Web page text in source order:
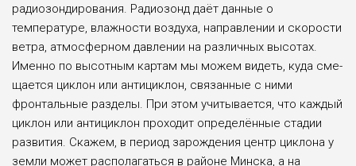
радиозондирования. Радиозонд даёт данные о
температуре, влажности воздуха, направлении и ско­рости
ветра, атмосферном давлении на различных высотах.
Именно по высот­ным картам мы можем видеть, куда сме­
щается циклон или антициклон, связан­ные с ними
фронтальные разделы. При этом учитывается, что каждый
циклон или антициклон проходит определён­ные стадии
развития. Скажем, в пери­од зарождения центр циклона у
земли может располагаться в районе Минска, а на